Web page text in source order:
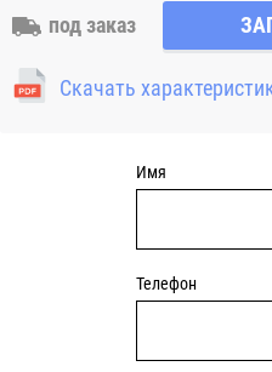
обозначением 2RS 2RS1
контактные уплотнения из
(NBR) и пригодны для
поставляются подшипники с
под заказ
Скачать
Имя
Телефон